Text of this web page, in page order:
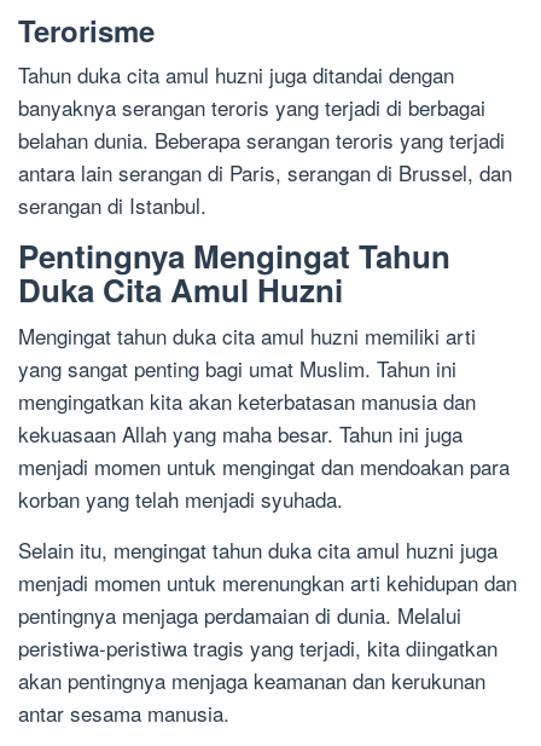
Terorisme
Tahun duka cita amul huzni juga ditandai dengan
banyaknya serangan teroris yang terjadi di berbagai
belahan dunia. Beberapa serangan teroris yang terjadi
antara lain serangan di Paris, serangan di Brussel, dan
serangan di Istanbul.
Pentingnya Mengingat Tahun
Duka Cita Amul Huzni
Mengingat tahun duka cita amul huzni memiliki arti
yang sangat penting bagi umat Muslim. Tahun ini
mengingatkan kita akan keterbatasan manusia dan
kekuasaan Allah yang maha besar. Tahun ini juga
menjadi momen untuk mengingat dan mendoakan para
korban yang telah menjadi syuhada.
Selain itu, mengingat tahun duka cita amul huzni juga
menjadi momen untuk merenungkan arti kehidupan dan
pentingnya menjaga perdamaian di dunia. Melalui
peristiwa-peristiwa tragis yang terjadi, kita diingatkan
akan pentingnya menjaga keamanan dan kerukunan
antar sesama manusia.